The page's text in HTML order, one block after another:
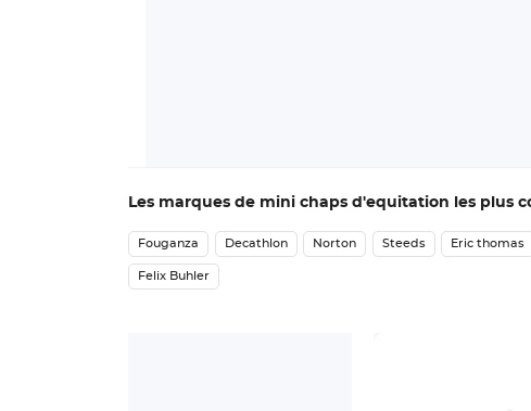
Les marques de mini chaps d'equitation les plus
Fouganza Decathlon Norton Steeds Eric thomas
Felix Buhler